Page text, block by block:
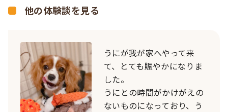
他の体験談を見る
うにが我が家へやって来
て、とても賑やかになりま
した。
うにとの時間がかけがえの
ないものになっており、う